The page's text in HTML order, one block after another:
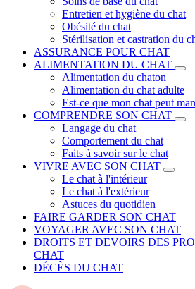
Entretien et hygiène du chat
Obésité du chat
Stérilisation et castration du
ASSURANCE POUR CHAT
ALIMENTATION DU CHAT
Alimentation du chaton
Alimentation du chat adulte
Est-ce que mon chat peut
COMPRENDRE SON CHAT
Langage du chat
Comportement du chat
Faits à savoir sur le chat
VIVRE AVEC SON CHAT
Le chat à l'intérieur
Le chat à l'extérieur
Astuces du quotidien
FAIRE GARDER SON CHAT
VOYAGER AVEC SON CHAT
DROITS ET DEVOIRS DES
CHAT
DÉCÈS DU CHAT